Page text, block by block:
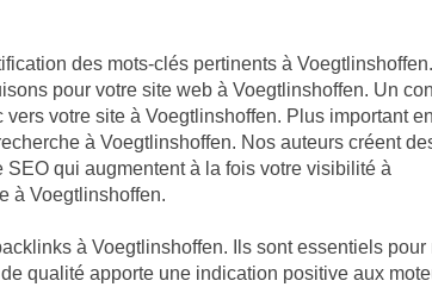
des mots-clés pertinents à
pour votre site web à Voegtlinshoffen. Un
votre site à Voegtlinshoffen. Plus important
à Voegtlinshoffen. Nos auteurs créent
qui augmentent à la fois votre visibilité à
à Voegtlinshoffen.
à Voegtlinshoffen. Ils sont essentiels pour
qualité apporte une indication positive aux